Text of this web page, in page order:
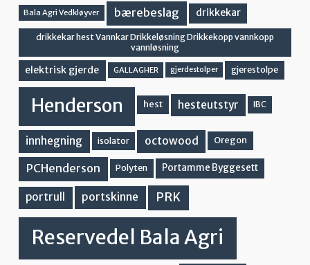
Bala Agri Vedkløyver bærebeslag drikkekar
drikkekar hest Vannkar Drikkeløsning Drikkekopp vannkopp
vannløsning
elektrisk gjerde GALLAGHER gjerdestolper gjerestolpe
Henderson hest hesteutstyr IBC
innhegning isolator octowood Oregon
PCHenderson Polyten Portamme Byggesett
portrull portskinne PRK
Reservedel Bala Agri